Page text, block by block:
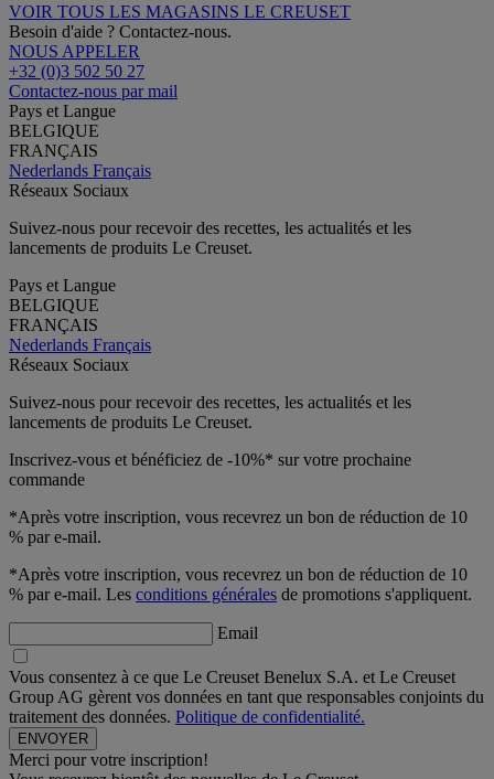
VOIR TOUS LES MAGASINS LE CREUSET
Besoin d'aide ? Contactez-nous.
NOUS APPELER
+32 (0)3 502 50 27
Contactez-nous par mail
Pays et Langue
BELGIQUE
FRANÇAIS
Nederlands Français
Réseaux Sociaux
Suivez-nous pour recevoir des recettes, les actualités et les
lancements de produits Le Creuset.
Pays et Langue
BELGIQUE
FRANÇAIS
Nederlands Français
Réseaux Sociaux
Suivez-nous pour recevoir des recettes, les actualités et les
lancements de produits Le Creuset.
Inscrivez-vous et bénéficiez de -10%* sur votre prochaine
commande
*Après votre inscription, vous recevrez un bon de réduction de 10
% par e-mail.
*Après votre inscription, vous recevrez un bon de réduction de 10
% par e-mail. Les conditions générales de promotions s'appliquent.
Email
Vous consentez à ce que Le Creuset Benelux S.A. et Le Creuset
Group AG gèrent vos données en tant que responsables conjoints du
traitement des données. Politique de confidentialité.
Merci pour votre inscription!